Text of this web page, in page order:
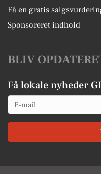
Få en gratis
Sponsoreret indhold
BLIV
Få lokale nyheder
Email